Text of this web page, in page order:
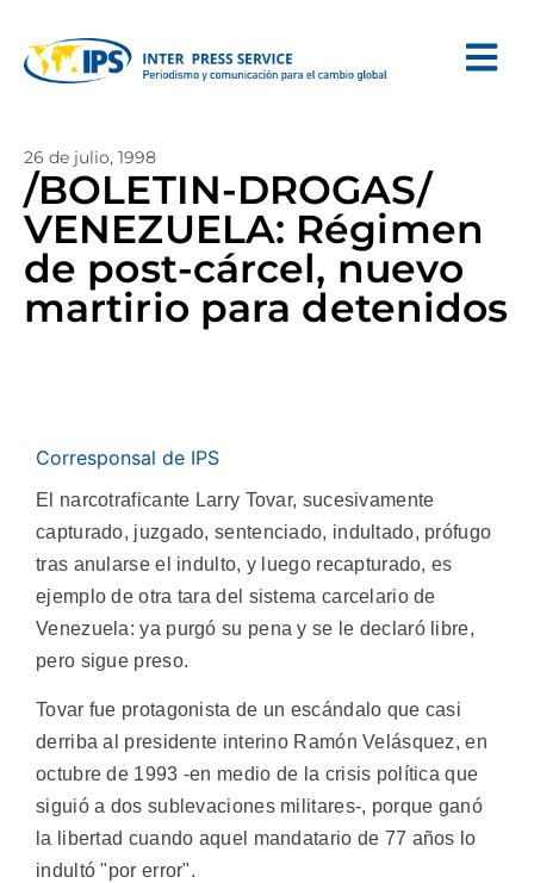
26 de julio, 1998
/BOLETIN-DROGAS/
VENEZUELA: Régimen
de post-cárcel, nuevo
martirio para detenidos
Corresponsal de IPS
El narcotraficante Larry Tovar, sucesivamente
capturado, juzgado, sentenciado, indultado, prófugo
tras anularse el indulto, y luego recapturado, es
ejemplo de otra tara del sistema carcelario de
Venezuela: ya purgó su pena y se le declaró libre,
pero sigue preso.
Tovar fue protagonista de un escándalo que casi
derriba al presidente interino Ramón Velásquez, en
octubre de 1993 -en medio de la crisis política que
siguió a dos sublevaciones militares-, porque ganó
la libertad cuando aquel mandatario de 77 años lo
indultó "por error".